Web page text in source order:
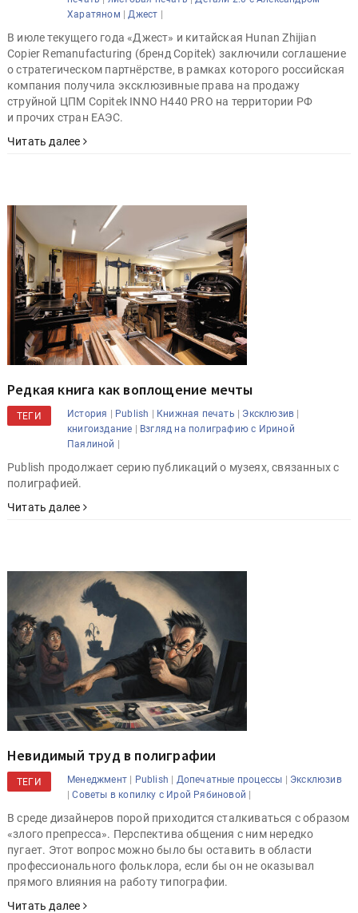
Харатяном |Джест |
В июле текущего года «Джест» и китайская Hunan Zhijian
Copier Remanufacturing (бренд Copitek) заключили соглашение
о стратегическом партнёрстве, в рамках которого российская
компания получила эксклюзивные права на продажу
струйной ЦПМ Copitek INNO H440 PRO на территории РФ
и прочих стран ЕАЭС.
Читать далее
Редкая книга как воплощение мечты
ТЕГИ История | Publish | Книжная печать | Эксклюзив |
книгоиздание | Взгляд на полиграфию с Ириной
Паялиной |
Publish продолжает серию публикаций о музеях, связанных с
полиграфией.
Читать далее
Невидимый труд в полиграфии
ТЕГИ Менеджмент | Publish | Допечатные процессы | Эксклюзив
|Советы в копилку с Ирой Рябиновой |
В среде дизайнеров порой приходится сталкиваться с образом
«злого препресса». Перспектива общения с ним нередко
пугает. Этот вопрос можно было бы оставить в области
профессионального фольклора, если бы он не оказывал
прямого влияния на работу типографии.
Читать далее